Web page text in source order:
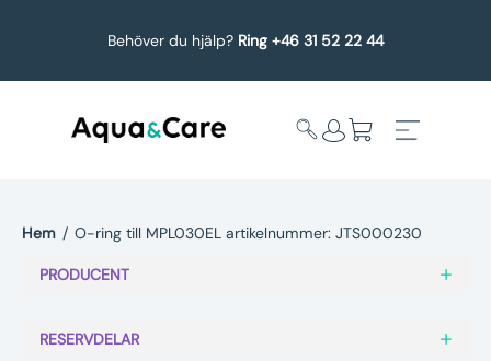
Behöver du hjälp? Ring +46 31 52 22 44
undermeny
Hem / O-ring till MPL030EL artikelnummer: JTS000230
PRODUCENT
RESERVDELAR